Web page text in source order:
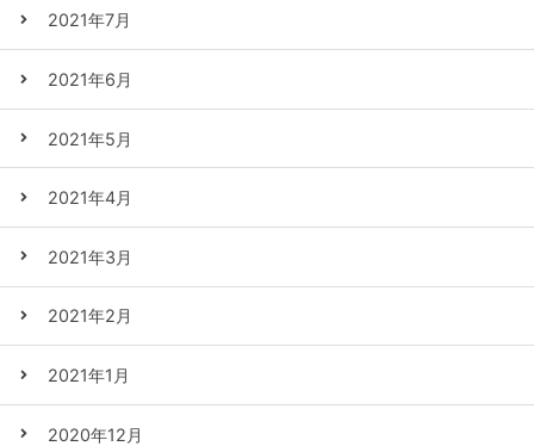
2021年7月
2021年6月
2021年5月
2021年4月
2021年3月
2021年2月
2021年1月
2020年12月